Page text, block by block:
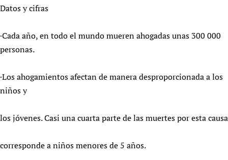
Newborn Care
Datos y cifras
·Cada año, en todo el mundo mueren ahogadas unas 300 000
personas.
·Los ahogamientos afectan de manera desproporcionada a los
niños y
los jóvenes. Casi una cuarta parte de las muertes por esta causa
corresponde a niños menores de 5 años.